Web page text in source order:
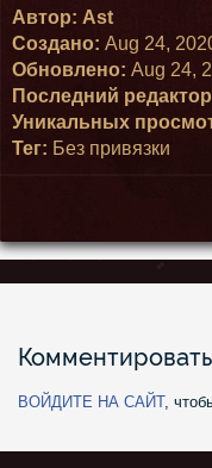
Автор: Ast
Создано: Aug 24,
Обновлено: Aug 24,
Последний
Уникальных
Тег: Без привязки
Комментировать
ВОЙДИТЕ НА САЙТ,